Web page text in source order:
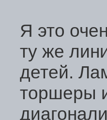
Я это
ту же
детей.
торшеры